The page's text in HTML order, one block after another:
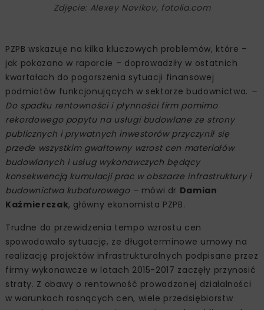
Zdjęcie: Alexey Novikov, fotolia.com
PZPB wskazuje na kilka kluczowych problemów, które –
jak pokazano w raporcie – doprowadziły w ostatnich
kwartałach do pogorszenia sytuacji finansowej
podmiotów funkcjonujących w sektorze budownictwa. –
Do spadku rentowności i płynności firm pomimo
rekordowego popytu na usługi budowlane ze strony
publicznych i prywatnych inwestorów przyczynił się
przede wszystkim gwałtowny wzrost cen materiałów
budowlanych i usług wykonawczych będący
konsekwencją kumulacji prac w obszarze infrastruktury i
budownictwa kubaturowego –mówi dr Damian
Kaźmierczak, główny ekonomista PZPB.
Trudne do przewidzenia tempo wzrostu cen
spowodowało sytuację, że długoterminowe umowy na
realizację projektów infrastrukturalnych podpisane przez
firmy wykonawcze w latach 2015-2017 zaczęły przynosić
straty. Z obawy o rentowność prowadzonej działalności
w warunkach rosnących cen, wiele przedsiębiorstw